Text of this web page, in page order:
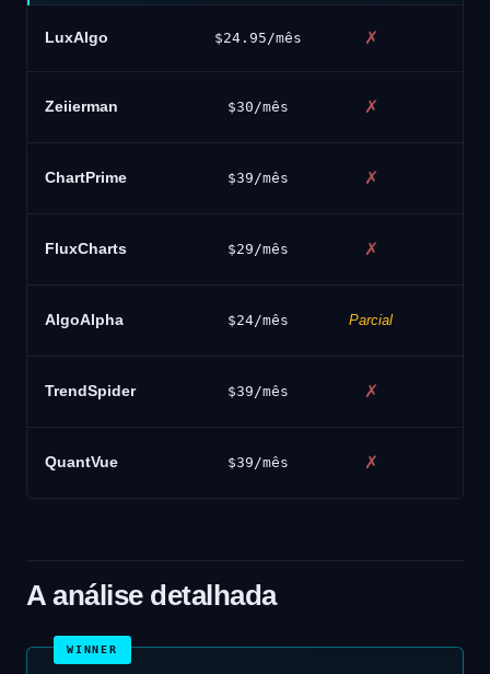
LuxAlgo $24.95/mês ✗
Zeiierman $30/mês ✗
ChartPrime $39/mês ✗
FluxCharts $29/mês ✗
AlgoAlpha $24/mês Parcial
TrendSpider $39/mês ✗
QuantVue $39/mês ✗
A análise detalhada